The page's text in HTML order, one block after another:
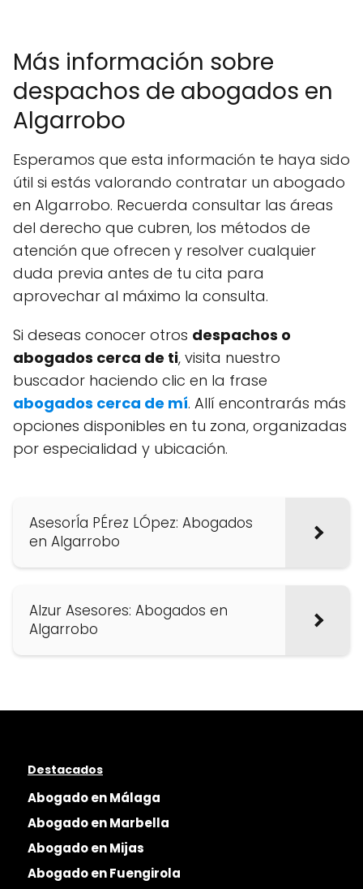
Más información sobre
despachos de abogados en
Algarrobo
Esperamos que esta información te haya sido
útil si estás valorando contratar un abogado
en Algarrobo. Recuerda consultar las áreas
del derecho que cubren, los métodos de
atención que ofrecen y resolver cualquier
duda previa antes de tu cita para
aprovechar al máximo la consulta.
Si deseas conocer otros despachos o
abogados cerca de ti, visita nuestro
buscador haciendo clic en la frase
abogados cerca de mí. Allí encontrarás más
opciones disponibles en tu zona, organizadas
por especialidad y ubicación.
AsesorÍa PÉrez LÓpez: Abogados
en Algarrobo
Alzur Asesores: Abogados en
Algarrobo
Destacados
Abogado en Málaga
Abogado en Marbella
Abogado en Mijas
Abogado en Fuengirola